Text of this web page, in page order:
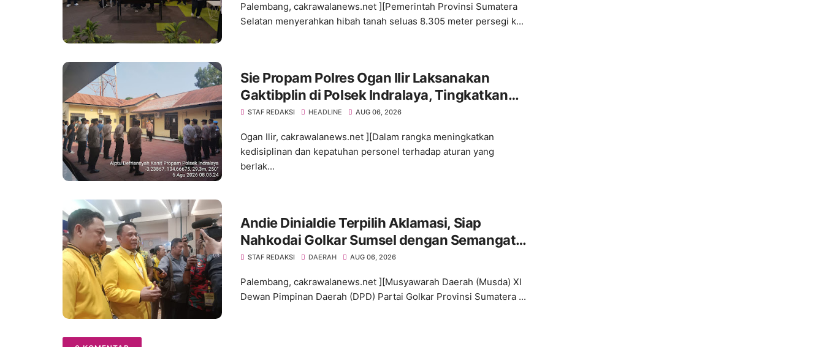
Palembang, cakrawalanews.net ][Pemerintah Provinsi Sumatera
Selatan menyerahkan hibah tanah seluas 8.305 meter persegi k...
Sie Propam Polres Ogan Ilir Laksanakan
Gaktibplin di Polsek Indralaya, Tingkatkan
Kedisiplinan Personel Polri
STAF REDAKSI HEADLINE AUG 06, 2026
Ogan Ilir, cakrawalanews.net ][Dalam rangka meningkatkan
kedisiplinan dan kepatuhan personel terhadap aturan yang
berlak...
Andie Dinialdie Terpilih Aklamasi, Siap
Nahkodai Golkar Sumsel dengan Semangat
Konsolidasi dan Regenerasi
STAF REDAKSI DAERAH AUG 06, 2026
Palembang, cakrawalanews.net ][Musyawarah Daerah (Musda) XI
Dewan Pimpinan Daerah (DPD) Partai Golkar Provinsi Sumatera ...